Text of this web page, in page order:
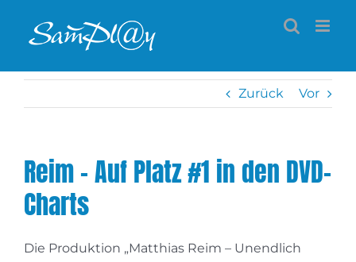
Inhalt
Zurück Vor
Reim – Auf Platz #1 in den DVD-
Charts
Die Produktion „Matthias Reim – Unendlich